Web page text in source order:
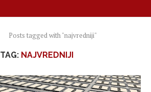
Posts tagged with "najvredniji"
TAG: NAJVREDNIJI